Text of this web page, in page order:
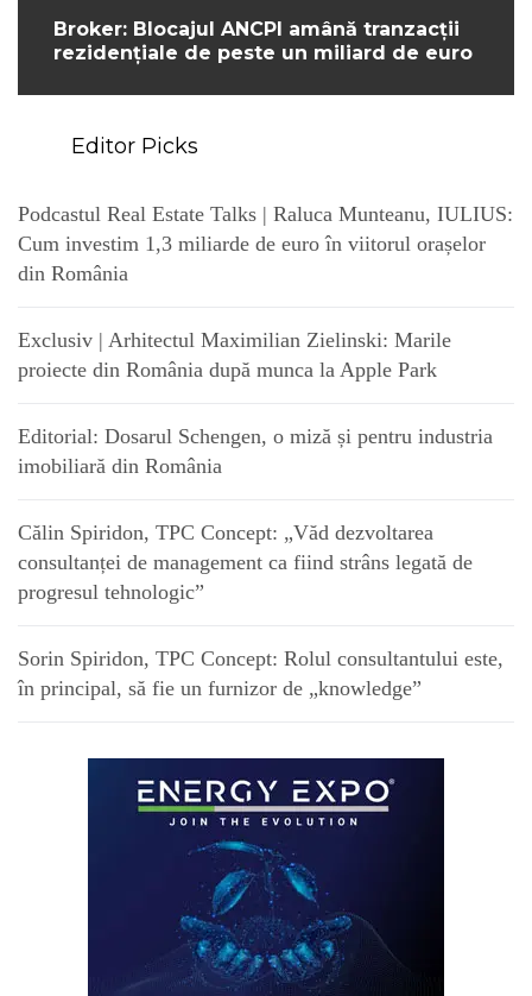
Broker: Blocajul ANCPI amână tranzacții
rezidențiale de peste un miliard de euro
Editor Picks
Podcastul Real Estate Talks | Raluca Munteanu, IULIUS:
Cum investim 1,3 miliarde de euro în viitorul orașelor
din România
Exclusiv | Arhitectul Maximilian Zielinski: Marile
proiecte din România după munca la Apple Park
Editorial: Dosarul Schengen, o miză și pentru industria
imobiliară din România
Călin Spiridon, TPC Concept: „Văd dezvoltarea
consultanței de management ca fiind strâns legată de
progresul tehnologic”
Sorin Spiridon, TPC Concept: Rolul consultantului este,
în principal, să fie un furnizor de „knowledge”